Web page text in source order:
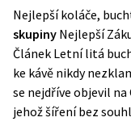
Nejlepší koláče,
skupiny Nejlepší
Článek Letní litá
ke kávě nikdy
se nejdříve objevil na
jehož šíření bez